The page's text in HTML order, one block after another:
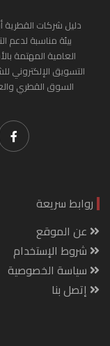
دليل شركات
بيئة مناسبة لدعم
العامية المهتمة
التسويق الإلكتروني
السوق القطري
روابط سريعة
عن الموقع
شروط الإستخدام
سياسة الخصوصية
إتصل بنا